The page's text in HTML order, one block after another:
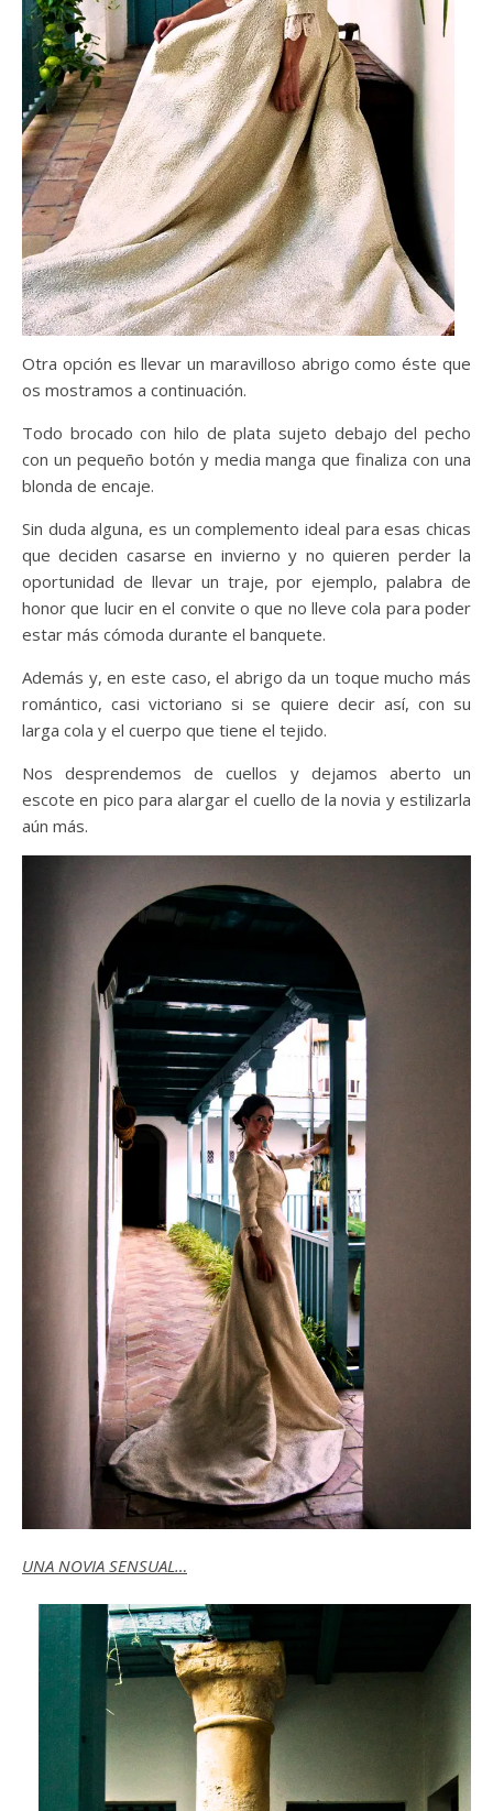
Otra opción es llevar un maravilloso abrigo como éste que
os mostramos a continuación.
Todo brocado con hilo de plata sujeto debajo del pecho
con un pequeño botón y media manga que finaliza con una
blonda de encaje.
Sin duda alguna, es un complemento ideal para esas chicas
que deciden casarse en invierno y no quieren perder la
oportunidad de llevar un traje, por ejemplo, palabra de
honor que lucir en el convite o que no lleve cola para poder
estar más cómoda durante el banquete.
Además y, en este caso, el abrigo da un toque mucho más
romántico, casi victoriano si se quiere decir así, con su
larga cola y el cuerpo que tiene el tejido.
Nos desprendemos de cuellos y dejamos aberto un
escote en pico para alargar el cuello de la novia y estilizarla
aún más.
UNA NOVIA SENSUAL…